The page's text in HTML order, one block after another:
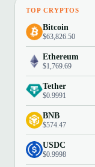
TOP CRYPTOS
Bitcoin
$63,826.50
Ethereum
$1,769.69
Tether
$0.9991
BNB
$574.47
USDC
$0.9998